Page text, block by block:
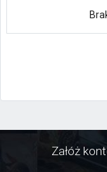
Załóż